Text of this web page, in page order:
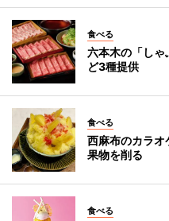
食べる
六本木の「し
ど3種提供
食べる
西麻布のカラ
果物を削る
食べる